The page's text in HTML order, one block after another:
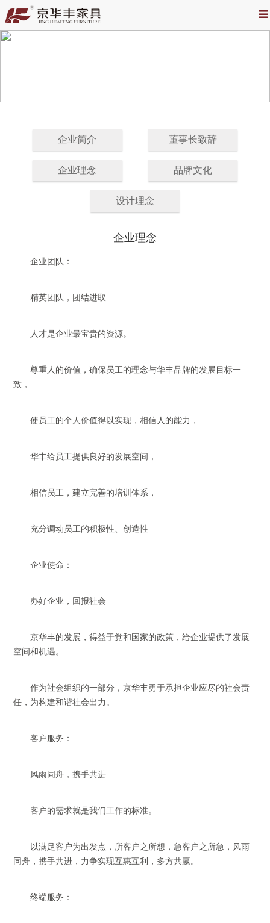
企业简介 董事长致辞
企业理念 品牌文化
设计理念
企业理念
企业团队：
精英团队，团结进取
人才是企业最宝贵的资源。
尊重人的价值，确保员工的理念与华丰品牌的发展目标一
致，
使员工的个人价值得以实现，相信人的能力，
华丰给员工提供良好的发展空间，
相信员工，建立完善的培训体系，
充分调动员工的积极性、创造性
企业使命：
办好企业，回报社会
京华丰的发展，得益于党和国家的政策，给企业提供了发展
空间和机遇。
作为社会组织的一部分，京华丰勇于承担企业应尽的社会责
任，为构建和谐社会出力。
客户服务：
风雨同舟，携手共进
客户的需求就是我们工作的标准。
以满足客户为出发点，所客户之所想，急客户之所急，风雨
同舟，携手共进，力争实现互惠互利，多方共赢。
终端服务：